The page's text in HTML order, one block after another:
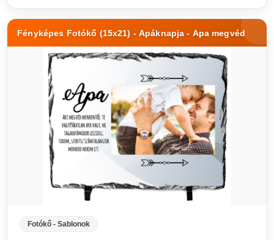
Fényképes Fotókő (15x21) - Apáknapja - Apa megvéd
Fotókő - Sablonok